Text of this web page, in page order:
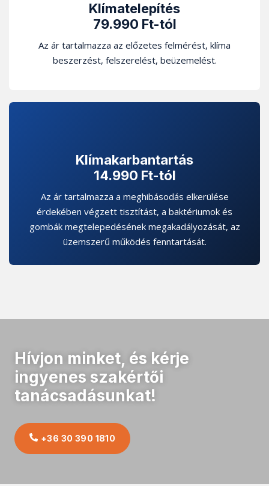
Klímatelepítés
79.990 Ft-tól
Az ár tartalmazza az előzetes felmérést, klíma
beszerzést, felszerelést, beüzemelést.
Klímakarbantartás
14.990 Ft-tól
Az ár tartalmazza a meghibásodás elkerülése
érdekében végzett tisztítást, a baktériumok és
gombák megtelepedésének megakadályozását, az
üzemszerű működés fenntartását.
Hívjon minket, és kérje
ingyenes szakértői
tanácsadásunkat!
+36 30 390 1810